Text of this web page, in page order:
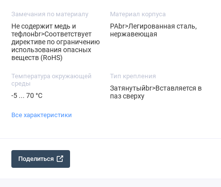
Замечания по материалу
Не содержит медь и
тефлонbr>Соответствует
директиве по ограничению
использования опасных
веществ (RoHS)
Материал корпуса
PAbr>Легированная сталь,
нержавеющая
Температура окружающей
среды
-5 ... 70 °C
Тип крепления
Затянутыйbr>Вставляется в
паз сверху
Все характеристики
Поделиться